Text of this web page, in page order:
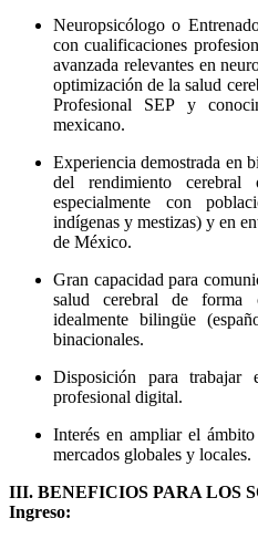
Neuropsicólogo o
con cualificaciones
avanzada relevantes en
optimización de la salud
Profesional SEP y
mexicano.
Experiencia demostrada en
del rendimiento cerebral
especialmente con
indígenas y mestizas) y en
de México.
Gran capacidad para
salud cerebral de forma
idealmente bilingüe
binacionales.
Disposición para
profesional digital.
Interés en ampliar el
mercados globales y locales.
III. BENEFICIOS PARA LOS
Ingreso: